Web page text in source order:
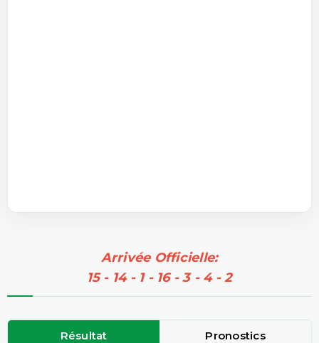
Arrivée Officielle:
15 - 14 - 1 - 16 - 3 - 4 - 2
Résultat Pronostics